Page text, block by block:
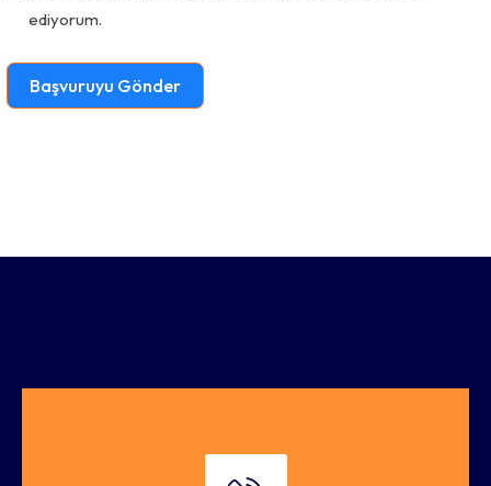
a
t
ediyorum.
Başvuruyu Gönder